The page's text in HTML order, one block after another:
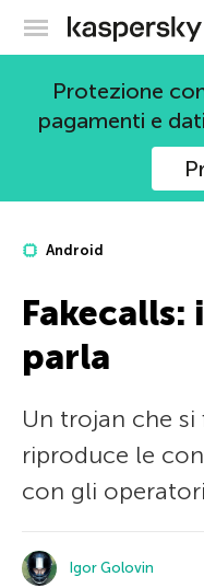
Protezione
pagamenti e
Android
Fakecalls:
parla
Un trojan che si
riproduce le
con gli
Igor Golovin